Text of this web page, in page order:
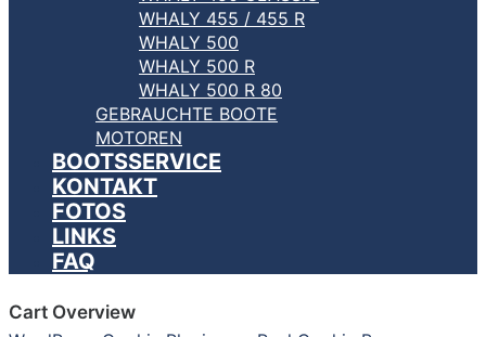
WHALY 455 / 455 R
WHALY 500
WHALY 500 R
WHALY 500 R 80
GEBRAUCHTE BOOTE
MOTOREN
BOOTSSERVICE
KONTAKT
FOTOS
LINKS
FAQ
Cart Overview